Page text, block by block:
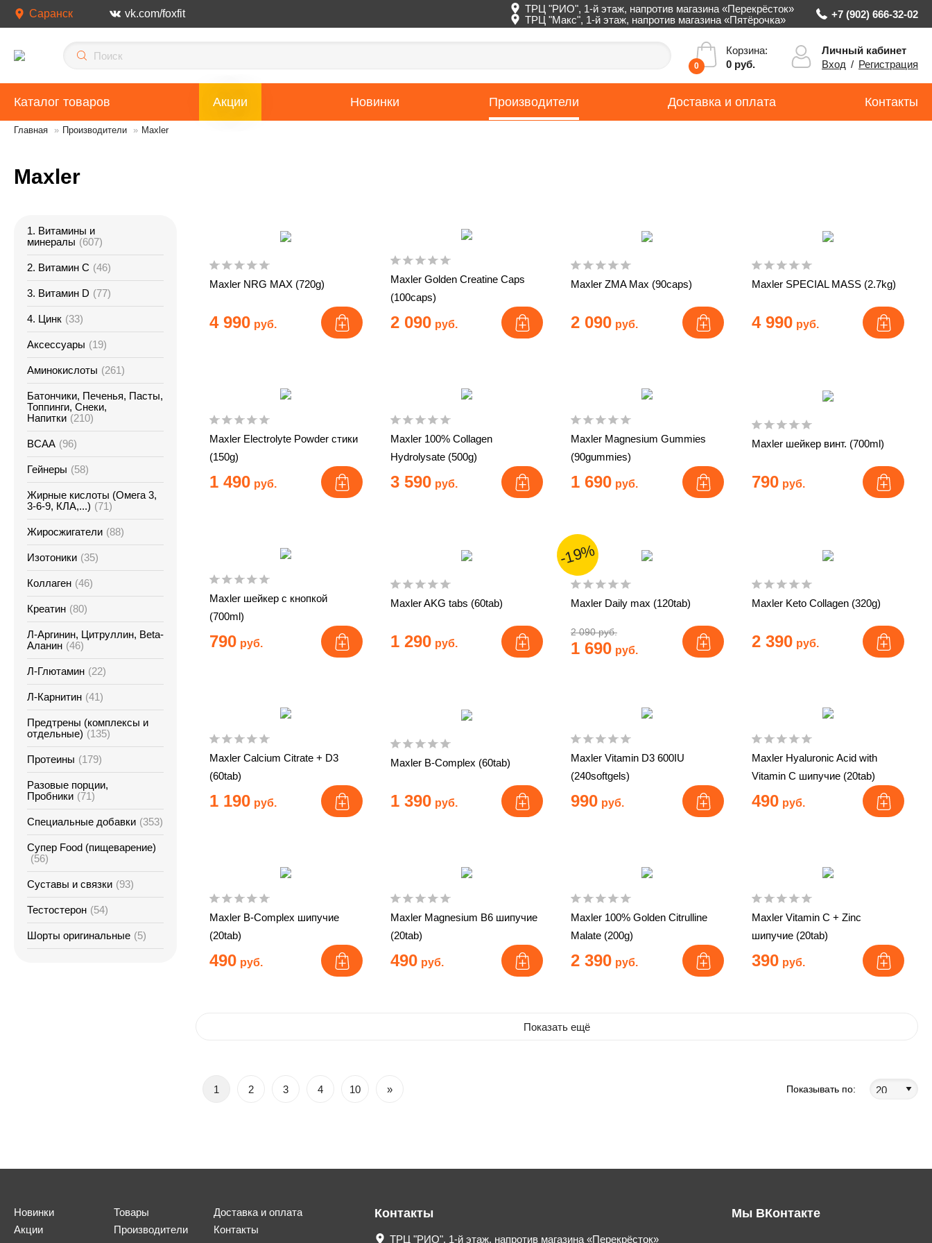
Саранск vk.com/foxfit
ТРЦ "РИО", 1-й этаж, напротив магазина «Перекрёсток»
ТРЦ "Макс", 1-й этаж, напротив магазина «Пятёрочка»
+7 (902) 666-32-02
0
Корзина:
0 руб.
Личный кабинет
Вход / Регистрация
Каталог товаров Акции Новинки Производители Доставка и оплата Контакты
Главная » Производители » Maxler
Maxler
1. Витамины и
минералы (607)
2. Витамин С (46)
3. Витамин D (77)
4. Цинк (33)
Аксессуары (19)
Аминокислоты (261)
Батончики, Печенья, Пасты,
Топпинги, Снеки,
Напитки (210)
ВСАА (96)
Гейнеры (58)
Жирные кислоты (Омега 3,
3-6-9, КЛА,...) (71)
Жиросжигатели (88)
Изотоники (35)
Коллаген (46)
Креатин (80)
Л-Аргинин, Цитруллин, Beta-
Аланин (46)
Л-Глютамин (22)
Л-Карнитин (41)
Предтрены (комплексы и
отдельные) (135)
Протеины (179)
Разовые порции,
Пробники (71)
Специальные добавки (353)
Супер Food (пищеварение)
(56)
Суставы и связки (93)
Тестостерон (54)
Шорты оригинальные (5)
Maxler NRG MAX (720g)
4 990 руб.
Maxler Golden Creatine Caps
(100caps)
2 090 руб.
Maxler ZMA Max (90caps)
2 090 руб.
Maxler SPECIAL MASS (2.7kg)
4 990 руб.
Maxler Electrolyte Powder стики
(150g)
1 490 руб.
Maxler 100% Collagen
Hydrolysate (500g)
3 590 руб.
Maxler Magnesium Gummies
(90gummies)
1 690 руб.
Maxler шейкер винт. (700ml)
790 руб.
Maxler шейкер с кнопкой
(700ml)
790 руб.
Maxler AKG tabs (60tab)
1 290 руб.
Maxler Daily max (120tab)
2 090 руб.
1 690 руб.
-19%
Maxler Keto Collagen (320g)
2 390 руб.
Maxler Calcium Citrate + D3
(60tab)
1 190 руб.
Maxler B-Complex (60tab)
1 390 руб.
Maxler Vitamin D3 600IU
(240softgels)
990 руб.
Maxler Hyaluronic Acid with
Vitamin C шипучие (20tab)
490 руб.
Maxler B-Complex шипучие
(20tab)
490 руб.
Maxler Magnesium B6 шипучие
(20tab)
490 руб.
Maxler 100% Golden Citrulline
Malate (200g)
2 390 руб.
Maxler Vitamin C + Zinc
шипучие (20tab)
390 руб.
Показать ещё
1 2 3 4 10 » Показывать по:
Новинки
Акции
Товары
Производители
Доставка и оплата
Контакты
Контакты
ТРЦ "РИО", 1-й этаж, напротив магазина «Перекрёсток»
Мы ВКонтакте